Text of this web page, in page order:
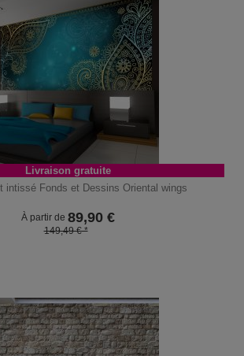
Livraison gratuite
intissé Fonds et Dessins Oriental wings
À partir de 89,90€
149,49 € *